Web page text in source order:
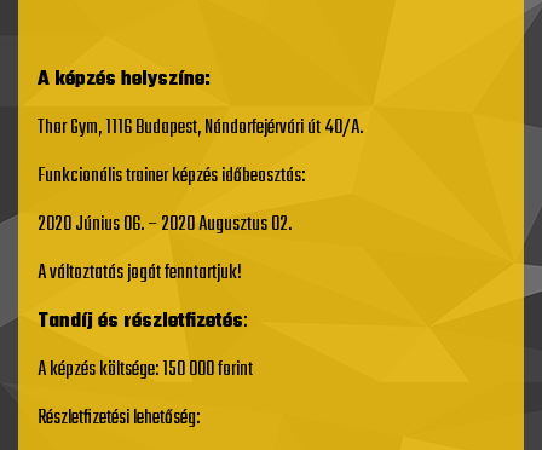
A képzés helyszíne:
Thor Gym, 1116 Budapest, Nándorfejérvári út 40/A.
Funkcionális trainer képzés időbeosztás:
2020 Június 06. – 2020 Augusztus 02.
A változtatás jogát fenntartjuk!
Tandíj és részletfizetés:
A képzés költsége: 150 000 forint
Részletfizetési lehetőség: